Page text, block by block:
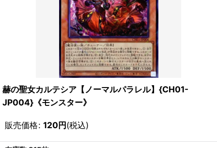
赫の聖女カルテシア【ノーマルパラレル】{CH01-
JP004}《モンスター》
販売価格: 120円(税込)